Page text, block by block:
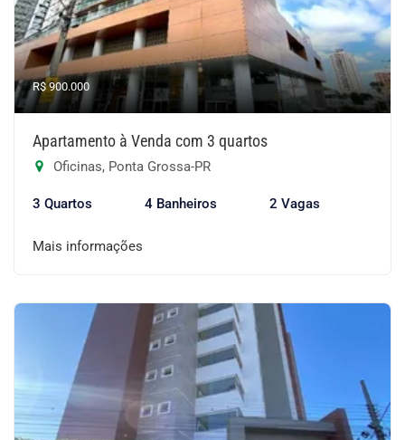
R$ 900.000
Apartamento à Venda com 3 quartos
Oficinas, Ponta Grossa-PR
3 Quartos 4 Banheiros 2 Vagas
Mais informações